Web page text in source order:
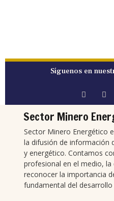
Síguenos en
Sector Minero
Sector Minero Energético
la difusión de información
y energético. Contamos
profesional en el medio,
reconocer la importancia
fundamental del